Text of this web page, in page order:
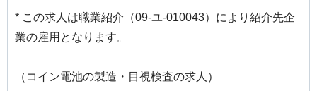
* この求人は職業紹介（09-ユ-010043）により紹介先企
業の雇用となります。
（コイン電池の製造・目視検査の求人）